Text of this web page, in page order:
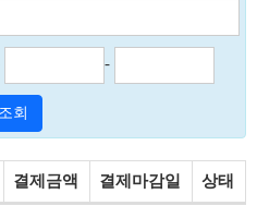
-
조회
결제금액 결제마감일 상태